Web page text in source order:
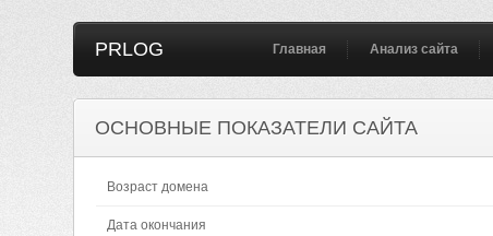
PRLOG Главная Анализ сайта
ОСНОВНЫЕ ПОКАЗАТЕЛИ САЙТА
Возраст домена
Дата окончания